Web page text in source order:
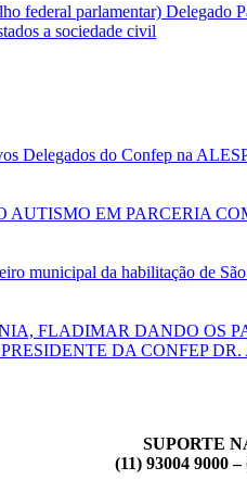
federal parlamentar)
a sociedade civil
Delegados do Confep na
AUTISMO EM PARCERIA
municipal da habilitação de
FLADIMAR DANDO OS
DA CONFEP
SUPORTE
(11) 93004 9000